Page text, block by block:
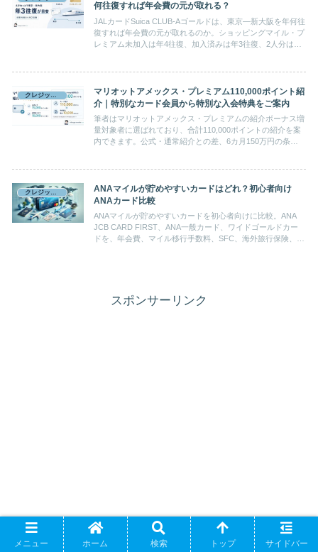
何往復すれば年会費の元が取れる？
JALカードSuica CLUB-Aゴールドは、東京―新大阪を年何往
復すれば年会費の元が取れるのか。ショッピングマイル・プ
レミアム未加入は年4往復、加入済みは年3往復、2人分は年
マリオットアメックス・プレミアム110,000ポイント紹
介｜特別なカード会員から特別な入会特典をご案内
筆者はマリオットアメックス・プレミアムの紹介ボーナス増
量対象者に選ばれており、合計110,000ポイントの紹介を案
内できます。公式・通常紹介との差、6カ月150万円の条
ANAマイルが貯めやすいカードはどれ？初心者向け
ANAカード比較
ANAマイルが貯めやすいカードを初心者向けに比較。ANA
JCB CARD FIRST、ANA一般カード、ワイドゴールドカー
ドを、年会費、マイル移行手数料、SFC、海外旅行保険、V
スポンサーリンク
メニュー ホーム 検索 トップ サイドバー